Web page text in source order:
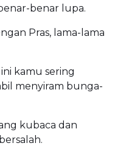
benar lupa.
Pras, lama-lama
kamu sering
menyiram bunga-
kubaca dan